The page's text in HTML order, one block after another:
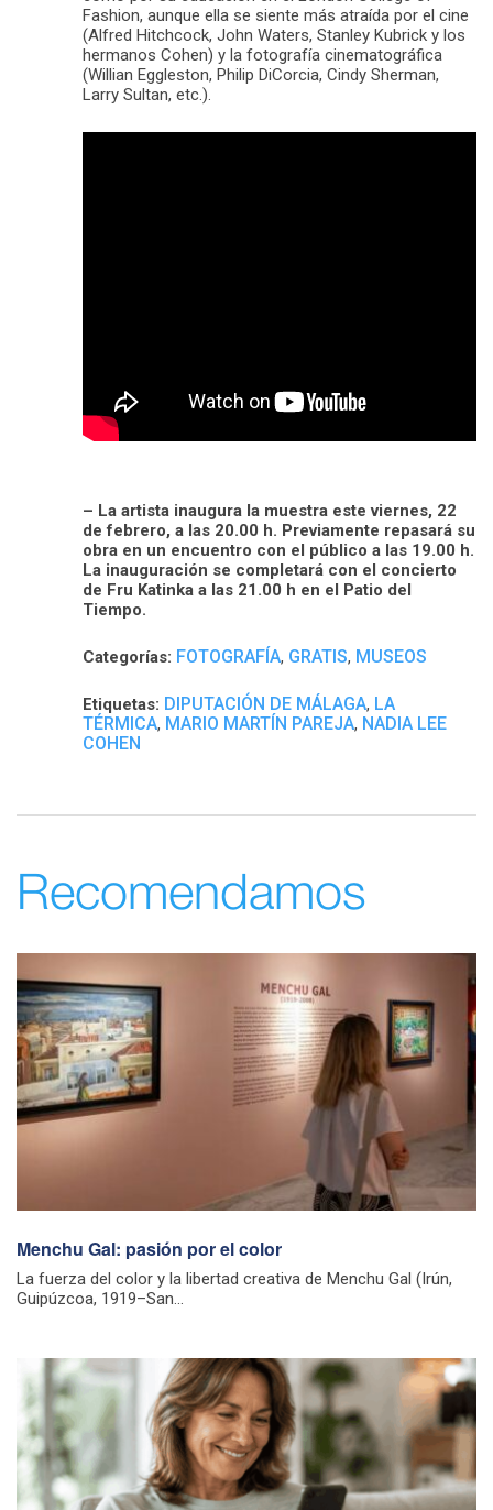
Fashion, aunque ella se siente más atraída por el cine
(Alfred Hitchcock, John Waters, Stanley Kubrick y los
hermanos Cohen) y la fotografía cinematográfica
(Willian Eggleston, Philip DiCorcia, Cindy Sherman,
Larry Sultan, etc.).
– La artista inaugura la muestra este viernes, 22
de febrero, a las 20.00 h. Previamente repasará su
obra en un encuentro con el público a las 19.00 h.
La inauguración se completará con el concierto
de Fru Katinka a las 21.00 h en el Patio del
Tiempo.
Categorías: FOTOGRAFÍA, GRATIS, MUSEOS
Etiquetas: DIPUTACIÓN DE MÁLAGA, LA
TÉRMICA, MARIO MARTÍN PAREJA, NADIA LEE
COHEN
Recomendamos
Menchu Gal: pasión por el color
La fuerza del color y la libertad creativa de Menchu Gal (Irún,
Guipúzcoa, 1919–San...